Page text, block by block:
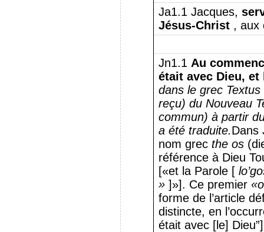
Ja1.1 Jacques,
Jésus-Christ, aux
Jn1.1 Au
était avec Dieu, et
dans le grec
reçu) du Nouveau
commun) à partir
a été traduite.Dans
nom grec the os
référence à Dieu
[«et la Parole [
»]»]. Ce premier
forme de l’article
distincte, en
était avec [le]